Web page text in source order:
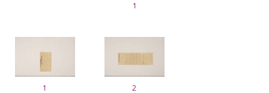
1
1 2